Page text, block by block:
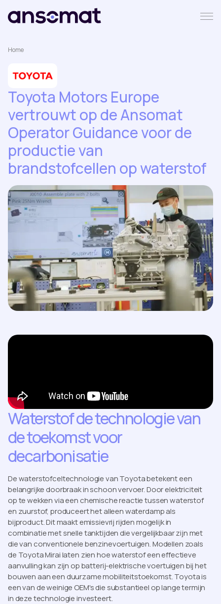
Home
Toyota Motors Europe
vertrouwt op de Ansomat
Operator Guidance voor de
productie van
brandstofcellen op waterstof
Waterstof de technologie van
de toekomst voor
decarbonisatie
De waterstofceltechnologie van Toyota betekent een
belangrijke doorbraak in schoon vervoer. Door elektriciteit
op te wekken via een chemische reactie tussen waterstof
en zuurstof, produceert het alleen waterdamp als
bijproduct. Dit maakt emissievrij rijden mogelijk in
combinatie met snelle tanktijden die vergelijkbaar zijn met
die van conventionele benzinevoertuigen. Modellen zoals
de Toyota Mirai laten zien hoe waterstof een effectieve
aanvulling kan zijn op batterij-elektrische voertuigen bij het
bouwen aan een duurzame mobiliteitstoekomst. Toyota is
een van de weinige OEM's die substantieel op lange termijn
in deze technologie investeert.